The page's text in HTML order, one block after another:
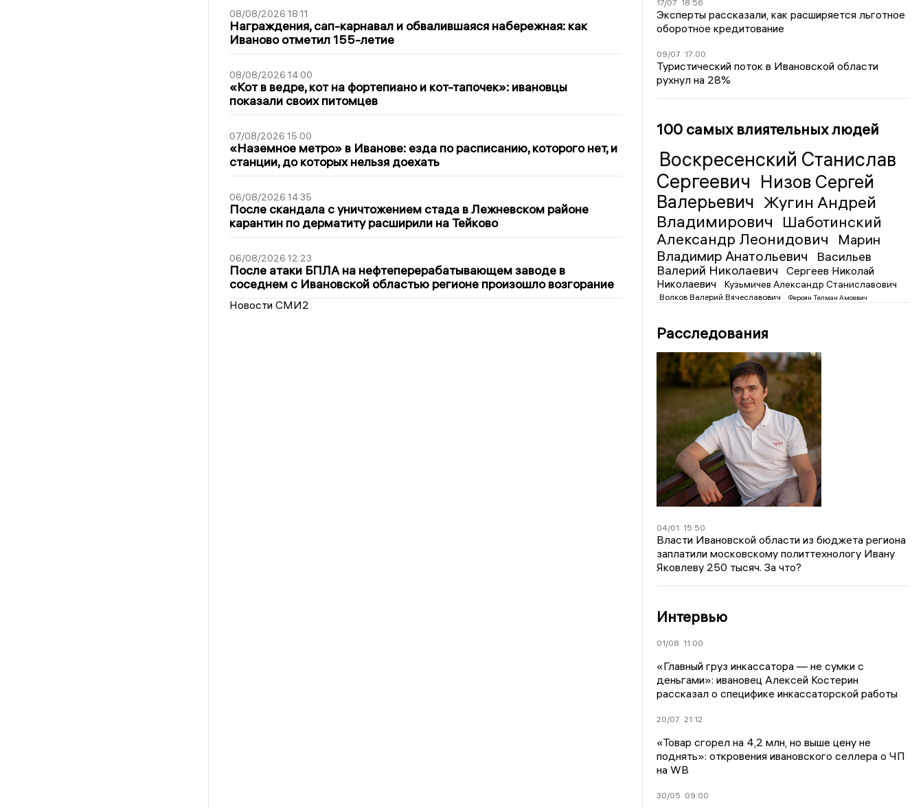
08/08/2026 18:11
Награждения, сап-карнавал и обвалившаяся набережная: как
Иваново отметил 155-летие
08/08/2026 14:00
«Кот в ведре, кот на фортепиано и кот-тапочек»: ивановцы
показали своих питомцев
07/08/2026 15:00
«Наземное метро» в Иванове: езда по расписанию, которого нет, и
станции, до которых нельзя доехать
06/08/2026 14:35
После скандала с уничтожением стада в Лежневском районе
карантин по дерматиту расширили на Тейково
06/08/2026 12:23
После атаки БПЛА на нефтеперерабатывающем заводе в
соседнем с Ивановской областью регионе произошло возгорание
Новости СМИ2
17/07 18:56
Эксперты рассказали, как расширяется льготное
оборотное кредитование
09/07 17:00
Туристический поток в Ивановской области
рухнул на 28%
100 самых влиятельных людей
Воскресенский Станислав
Сергеевич Низов Сергей
Валерьевич Жугин Андрей
Владимирович
Шаботинский
Александр Леонидович
Марин
Владимир Анатольевич
Васильев
Валерий Николаевич
Сергеев Николай
Николаевич
Кузьмичев Александр Станиславович
Волков Валерий Вячеславович Фероян Телман Амоевич
Расследования
04/01 15:50
Власти Ивановской области из бюджета региона
заплатили московскому политтехнологу Ивану
Яковлеву 250 тысяч. За что?
Интервью
01/08 11:00
«Главный груз инкассатора — не сумки с
деньгами»: ивановец Алексей Костерин
рассказал о специфике инкассаторской работы
20/07 21:12
«Товар сгорел на 4,2 млн, но выше цену не
поднять»: откровения ивановского селлера о ЧП
на WB
30/05 09:00